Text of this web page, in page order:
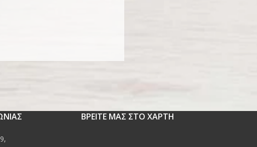
ΒΡΕΙΤΕ ΜΑΣ ΣΤΟ ΧΑΡΤΗ